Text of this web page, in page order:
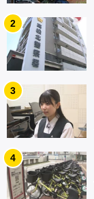
2
3
4